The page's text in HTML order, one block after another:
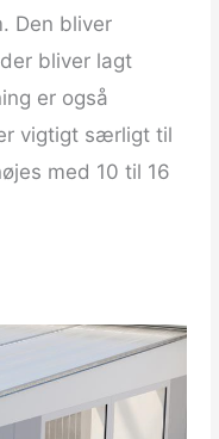
Den bliver
bliver lagt
er også
vigtigt særligt til
med 10 til 16